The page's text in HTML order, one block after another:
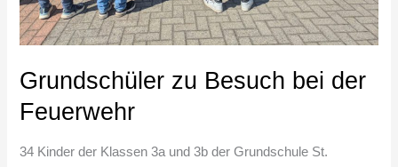
Grundschüler zu Besuch bei der
Feuerwehr
34 Kinder der Klassen 3a und 3b der Grundschule St.